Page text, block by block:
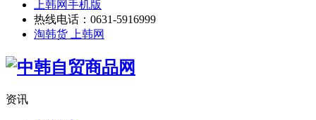
上韩网手机版
热线电话：0631-5916999
淘韩货 上韩网
资讯